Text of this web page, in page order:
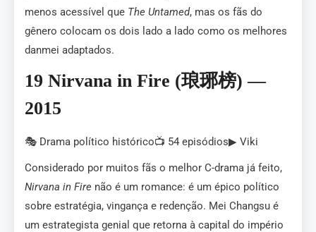
menos acessível que The Untamed, mas os fãs do
gênero colocam os dois lado a lado como os melhores
danmei adaptados.
19 Nirvana in Fire (琅琊榜) —
2015
🎭 Drama político histórico📺 54 episódios▶ Viki
Considerado por muitos fãs o melhor C-drama já feito,
Nirvana in Fire não é um romance: é um épico político
sobre estratégia, vingança e redenção. Mei Changsu é
um estrategista genial que retorna à capital do império